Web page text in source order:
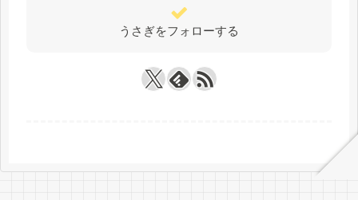
うさぎをフォローする